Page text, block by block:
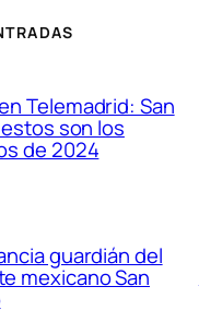
Telemadrid: San
son los
de 2024
guardián del
mexicano San